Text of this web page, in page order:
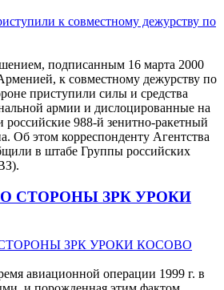
подписанным 16 марта 2000
к совместному дежурству по
приступили силы и средства
армии и дислоцированные на
российские 988-й зенитно-ракетный
Об этом корреспонденту Агентства
в штабе Группы российских
СТОРОНЫ ЗРК УРОКИ
авиационной операции 1999 г. в